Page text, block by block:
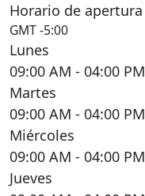
Horario de apertura
GMT -5:00
Lunes
09:00 AM - 04:00 PM
Martes
09:00 AM - 04:00 PM
Miércoles
09:00 AM - 04:00 PM
Jueves